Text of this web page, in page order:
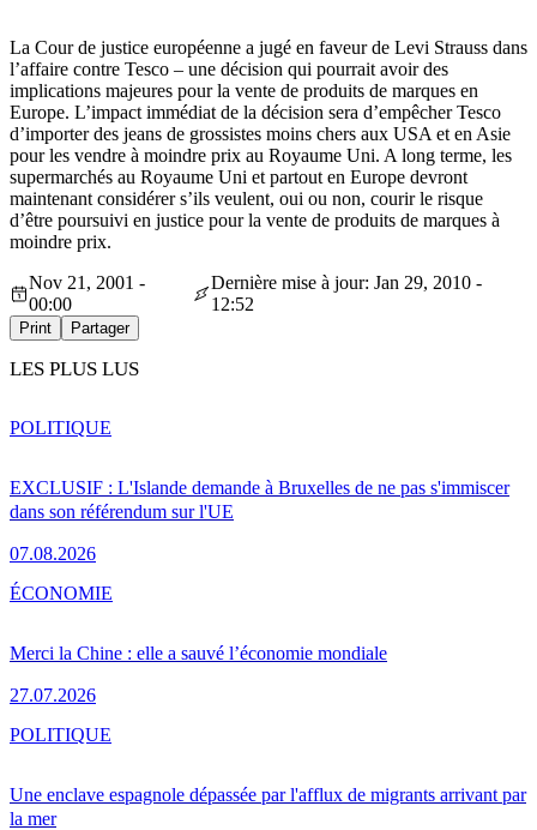
La Cour de justice européenne a jugé en faveur de Levi Strauss dans
l’affaire contre Tesco – une décision qui pourrait avoir des
implications majeures pour la vente de produits de marques en
Europe. L’impact immédiat de la décision sera d’empêcher Tesco
d’importer des jeans de grossistes moins chers aux USA et en Asie
pour les vendre à moindre prix au Royaume Uni. A long terme, les
supermarchés au Royaume Uni et partout en Europe devront
maintenant considérer s’ils veulent, oui ou non, courir le risque
d’être poursuivi en justice pour la vente de produits de marques à
moindre prix.
Nov 21, 2001 -
00:00
Dernière mise à jour: Jan 29, 2010 -
12:52
Print Partager
LES PLUS LUS
EXCLUSIF : L'Islande demande à Bruxelles de ne pas s'immiscer
dans son référendum sur l'UE
07.08.2026
POLITIQUE
Merci la Chine : elle a sauvé l’économie mondiale
27.07.2026
ÉCONOMIE
Une enclave espagnole dépassée par l'afflux de migrants arrivant par
la mer
POLITIQUE